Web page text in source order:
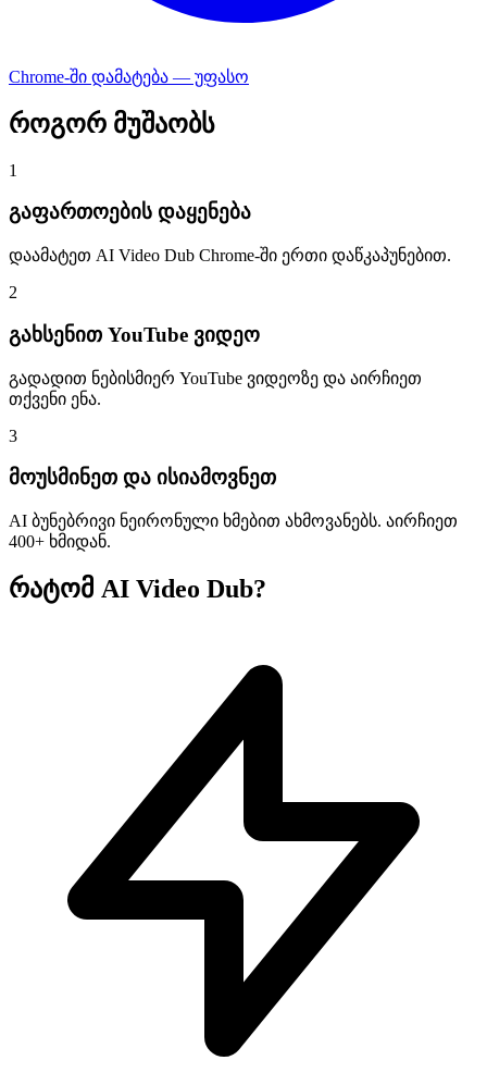
Chrome-ში დამატება — უფასო
როგორ მუშაობს
1
გაფართოების დაყენება
დაამატეთ AI Video Dub Chrome-ში ერთი დაწკაპუნებით.
2
გახსენით YouTube ვიდეო
გადადით ნებისმიერ YouTube ვიდეოზე და აირჩიეთ
თქვენი ენა.
3
მოუსმინეთ და ისიამოვნეთ
AI ბუნებრივი ნეირონული ხმებით ახმოვანებს. აირჩიეთ
400+ ხმიდან.
რატომ AI Video Dub?